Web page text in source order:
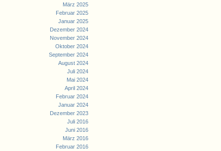
März 2025
Februar 2025
Januar 2025
Dezember 2024
November 2024
Oktober 2024
September 2024
August 2024
Juli 2024
Mai 2024
April 2024
Februar 2024
Januar 2024
Dezember 2023
Juli 2016
Juni 2016
März 2016
Februar 2016